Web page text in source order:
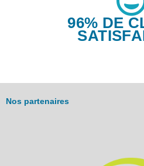
96% DE
Nos partenaires